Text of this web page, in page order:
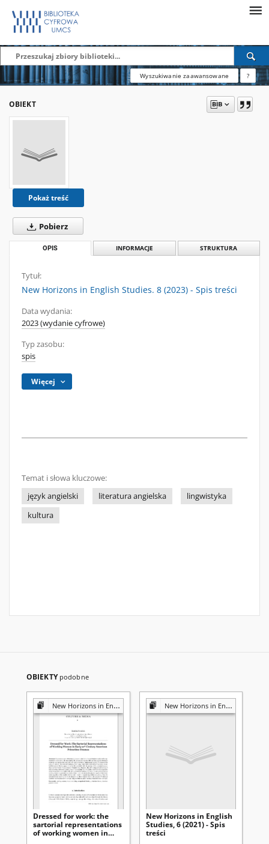
Wyszukiwanie zaawansowane ?
OBIEKT
Pokaż treść
Pobierz
OPIS INFORMACJE STRUKTURA
Tytuł:
New Horizons in English Studies. 8 (2023) - Spis treści
Data wydania:
2023 (wydanie cyfrowe)
Typ zasobu:
spis
Więcej
Temat i słowa kluczowe:
język angielski
literatura angielska
lingwistyka
kultura
OBIEKTY podobne
New Horizons in English Studies
Dressed for work: the
sartorial representations
of working women in
New Horizons in English Studies
New Horizons in English
Studies, 6 (2021) - Spis
treści